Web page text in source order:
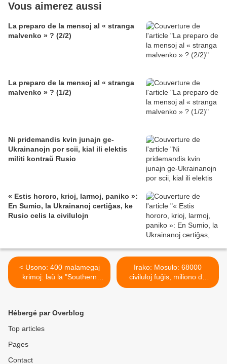
Vous aimerez aussi
La preparo de la mensoj al « stranga
malvenko » ? (2/2)
La preparo de la mensoj al « stranga
malvenko » ? (1/2)
Ni pridemandis kvin junajn ge-
Ukrainanojn por scii, kial ili elektis
militi kontraŭ Rusio
« Estis hororo, krioj, larmoj, paniko »:
En Sumio, la Ukrainanoj certiĝas, ke
Rusio celis la civilulojn
< Usono: 400 malamegaj
krimoj: laŭ la "Southern
Poverty Law Center " «
Irako: Mosulo: 68000
civiluloj fuĝis, miliono da
aliaj estas enkaptitaj >
Hébergé par Overblog
Top articles
Pages
Contact